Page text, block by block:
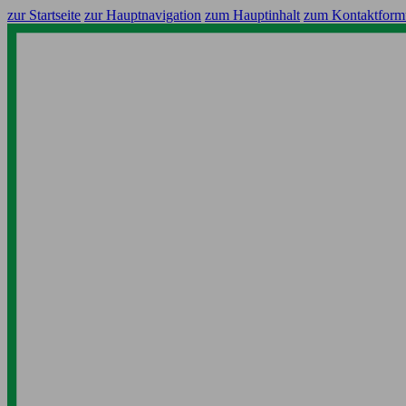
zur Startseite zur Hauptnavigation zum Hauptinhalt zum